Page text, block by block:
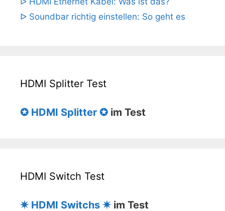
ᐅ Soundbar richtig einstellen: So geht es
HDMI Splitter Test
✪ HDMI Splitter ✪ im Test
HDMI Switch Test
✷ HDMI Switchs ✷im Test